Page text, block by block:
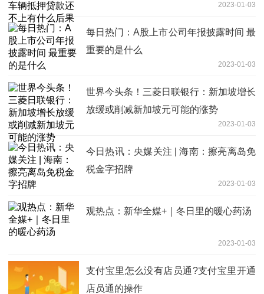
2023-01-03
每日热门：A股上市公司年报披露时间 最
重要的是什么
2023-01-03
世界今头条！三菱日联银行：新加坡增长
放缓或削减新加坡元可能的涨势
2023-01-03
今日热讯：央媒关注 | 海南：擦亮离岛免
税金字招牌
2023-01-03
观热点：新华全媒+｜冬日里的暖心药汤
2023-01-03
支付宝里怎么没有店员通?支付宝里开通
店员通的操作